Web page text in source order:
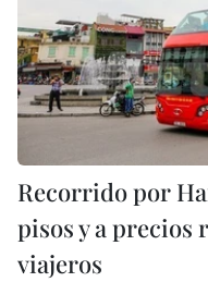
Recorrido por
pisos y a precios
viajeros